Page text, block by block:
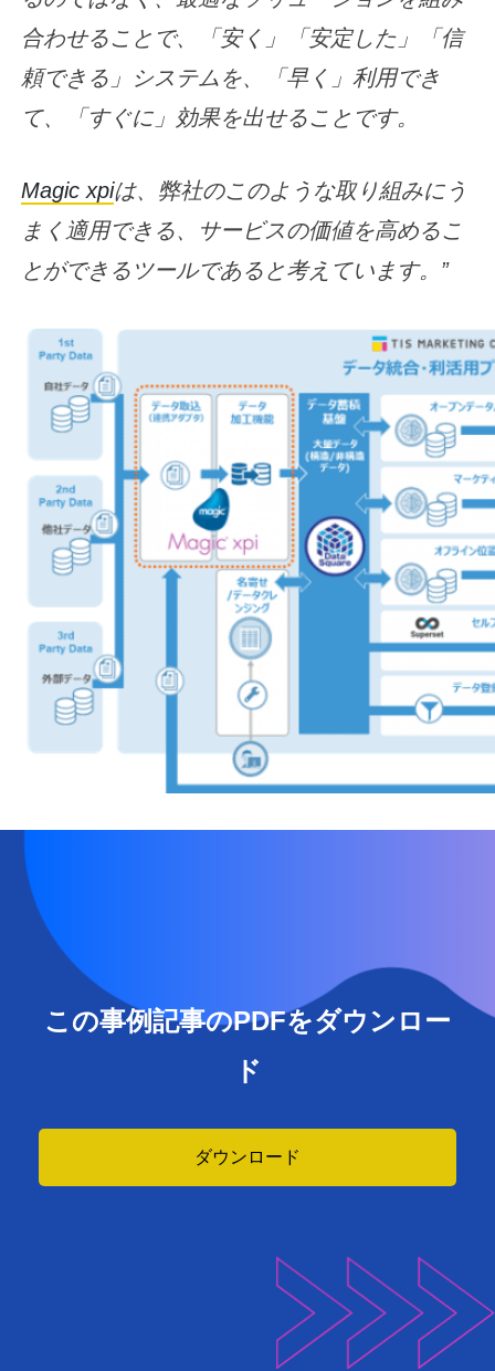
合わせることで、「安く」「安定した」「信
頼できる」システムを、「早く」利用でき
て、「すぐに」効果を出せることです。
Magic xpiは、弊社のこのような取り組みにう
まく適用できる、サービスの価値を高めるこ
とができるツールであると考えています。”
この事例記事のPDFをダウンロー
ド
ダウンロード